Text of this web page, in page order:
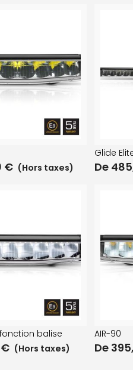
€ (Hors taxes)
Glide
De
balise
€ (Hors taxes)
AIR-90
De